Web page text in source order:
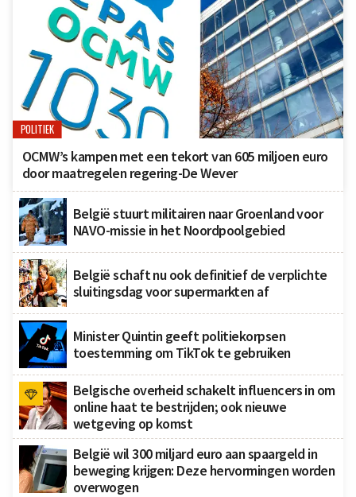
POLITIEK
OCMW’s kampen met een tekort van 605 miljoen euro
door maatregelen regering-De Wever
België stuurt militairen naar Groenland voor
NAVO-missie in het Noordpoolgebied
België schaft nu ook definitief de verplichte
sluitingsdag voor supermarkten af
Minister Quintin geeft politiekorpsen
toestemming om TikTok te gebruiken
Belgische overheid schakelt influencers in om
online haat te bestrijden; ook nieuwe
wetgeving op komst
België wil 300 miljard euro aan spaargeld in
beweging krijgen: Deze hervormingen worden
overwogen